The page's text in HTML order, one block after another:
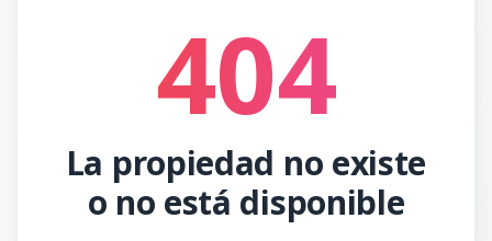
404
La propiedad no existe
o no está disponible